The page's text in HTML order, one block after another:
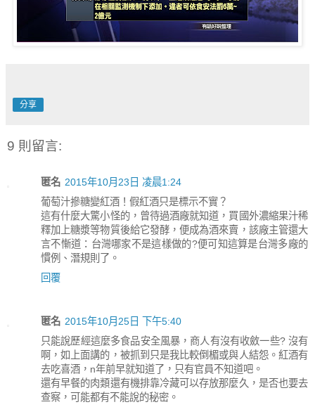
分享
9 則留言:
匿名 2015年10月23日 凌晨1:24
葡萄汁摻糖變紅酒！假紅酒只是標示不實？
這有什麼大驚小怪的，曾待過酒廠就知道，買國外濃縮果汁稀
釋加上糖漿等物質後給它發酵，便成為酒來賣，該廠主管還大
言不慚道：台灣哪家不是這樣做的?便可知這算是台灣多廠的
慣例、潛規則了。
回覆
匿名 2015年10月25日 下午5:40
只能說歷經這麼多食品安全風暴，商人有沒有收斂一些? 沒有
啊，如上面講的，被抓到只是我比較倒楣或與人結怨。紅酒有
去吃喜酒，n年前早就知道了，只有官員不知道吧。
還有早餐的肉類還有機排靠冷藏可以存放那麼久，是否也要去
查察，可能都有不能說的秘密。